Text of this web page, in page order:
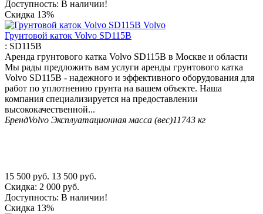
Доступность: В наличии!
Скидка 13%
Грунтовой каток Volvo SD115B
: SD115B
Аренда грунтового катка Volvo SD115B в Москве и области
Мы рады предложить вам услуги аренды грунтового катка
Volvo SD115B - надежного и эффективного оборудования для
работ по уплотнению грунта на вашем объекте. Наша
компания специализируется на предоставлении
высококачественной...
БрендVolvo Эксплуатационная масса (вес)11743 кг
15 500 руб. 13 500 руб.
Скидка: 2 000 руб.
Доступность: В наличии!
Скидка 13%